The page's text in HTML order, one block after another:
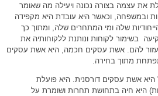
את עצמה בצורה נכונה ויעילה מה שאומר
ובמשפחה, וכאשר היא עובדת היא מקפידה
שלה ומי המתחרים שלה, ומתוך כך
בשימור לקוחות ונותנת ללקוחותיה את
להם. אשת עסקים חכמה, היא אשת עסקים
מתוך בחירה.
אשת עסקים דורסנית. היא פועלת
היא חיה בתחושת תחרות ושומרת על